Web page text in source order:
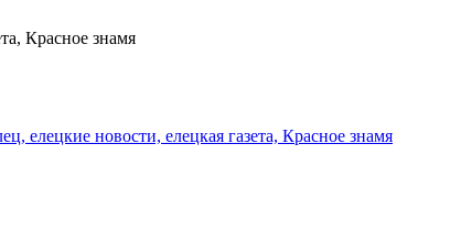
Красное знамя
елецкие новости, елецкая газета, Красное знамя